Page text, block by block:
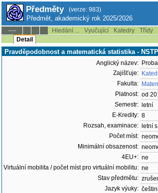
Předměty (verze: 983)
Předmět, akademický rok 2025/2026
--:-- Hledání ... Vyučující Katedry Třídy
Detail
Pravděpodobnost a matematická statistika -
Anglický název:
Zajišťuje:
Fakulta:
Platnost: od
Semestr:
letní
E-Kredity: 8
Rozsah, examinace:
letní
Počet míst:
Minimální obsazenost:
4EU+: ne
Virtuální mobilita / počet míst pro virtuální mobilitu: ne
Stav předmětu:
Jazyk výuky: